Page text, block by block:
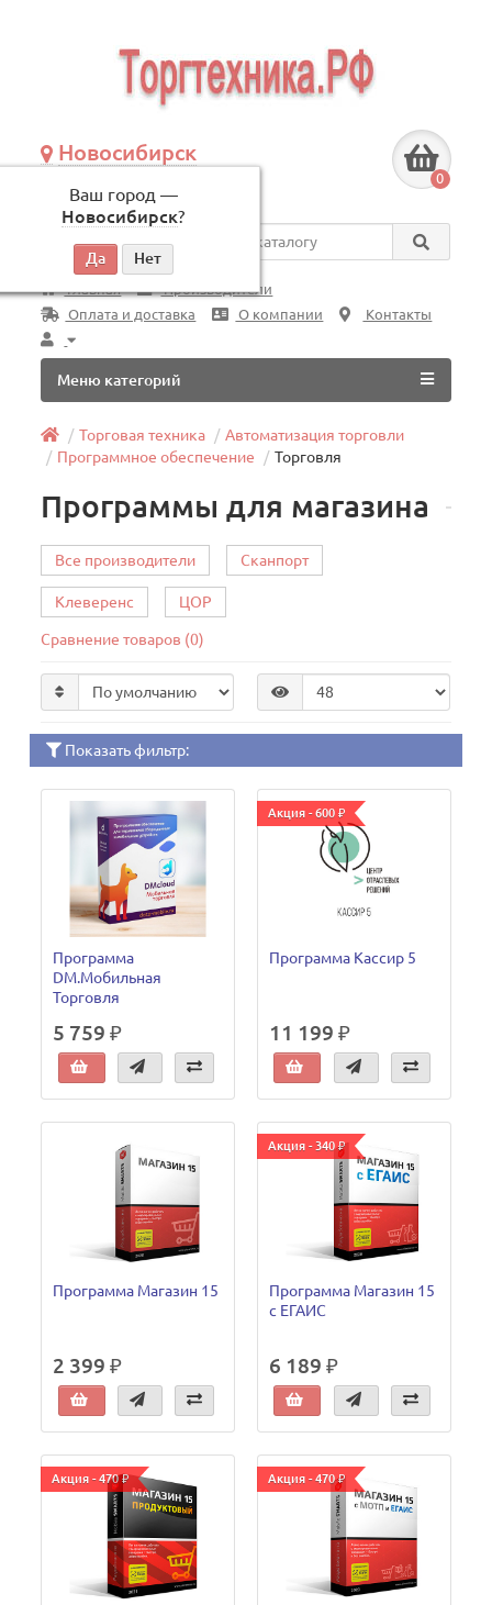
Новосибирск
Ваш город —
Новосибирск?
по будням, с 09:00 до 18:00
0
Везде
Главная
Производители
Оплата и доставка
О компании Контакты
Меню категорий
Торговая техника
Автоматизация торговли
Программное обеспечение
Торговля
Программы для магазина
Все производители Сканпорт
Клеверенс ЦОР
Сравнение товаров (0)
Показать фильтр:
Программа
DM.Мобильная
Торговля
5 759 ₽
Акция - 600 ₽
Программа Кассир 5
11 199 ₽
Программа Магазин 15
2 399 ₽
Акция - 340 ₽
Программа Магазин 15
c ЕГАИС
6 189 ₽
Акция - 470 ₽ Акция - 470 ₽